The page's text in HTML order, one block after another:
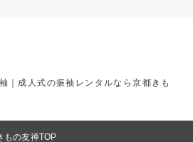
｜成人式の振袖レンタルなら京都きも
もの友禅TOP